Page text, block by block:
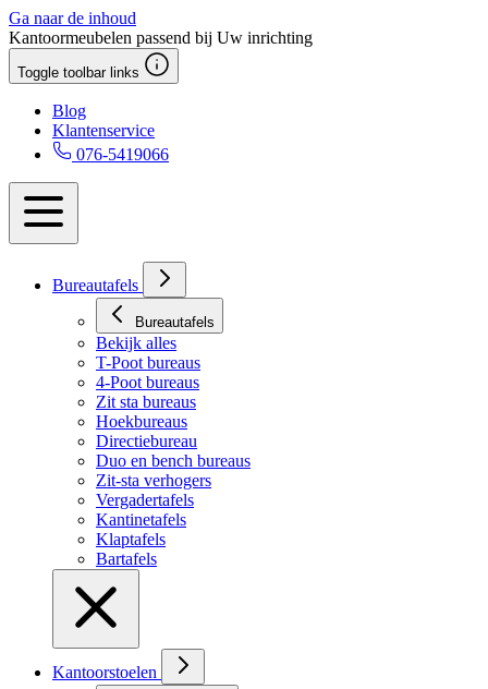
Ga naar de inhoud
Kantoormeubelen passend bij Uw inrichting
Toggle toolbar links
Blog
Klantenservice
076-5419066
Bureautafels
Bureautafels
Bekijk alles
T-Poot bureaus
4-Poot bureaus
Zit sta bureaus
Hoekbureaus
Directiebureau
Duo en bench bureaus
Zit-sta verhogers
Vergadertafels
Kantinetafels
Klaptafels
Bartafels
Kantoorstoelen